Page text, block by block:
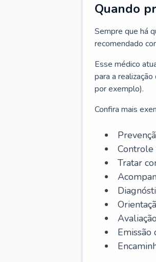
Quando
Sempre que há
recomendado
Esse médico
para a
por exemplo).
Confira mais
Tratar
Emissão